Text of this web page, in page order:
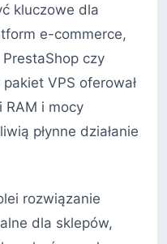
kluczowe dla
e-commerce,
czy
VPS oferował
RAM i mocy
płynne działanie
rozwiązanie
dla sklepów,